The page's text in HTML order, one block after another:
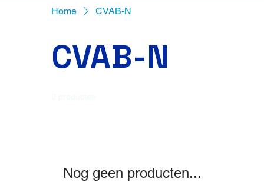
Home CVAB-N
CVAB-N
Nog geen producten...